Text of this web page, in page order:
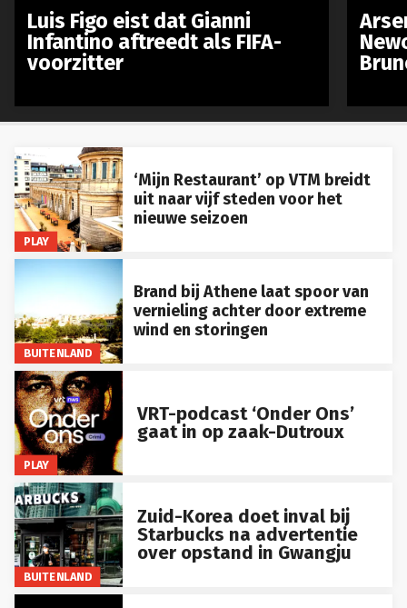
PLAY
‘Mijn Restaurant’ op VTM breidt
uit naar vijf steden voor het
nieuwe seizoen
BUITENLAND
Brand bij Athene laat spoor van
vernieling achter door extreme
wind en storingen
PLAY
VRT-podcast ‘Onder Ons’
gaat in op zaak-Dutroux
BUITENLAND
Zuid-Korea doet inval bij
Starbucks na advertentie
over opstand in Gwangju
Luis Figo eist dat Gianni
Infantino aftreedt als FIFA-
voorzitter